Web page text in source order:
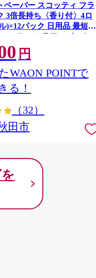
ペーパー スコッティ フラ
3倍長持ち〈香り付〉4ロ
)×12パック 日用品 最短翌
ッティ フラワーパック
ペーパー 日本製紙クレシ
田市円
WAON POINTで
る！
（32）
田市